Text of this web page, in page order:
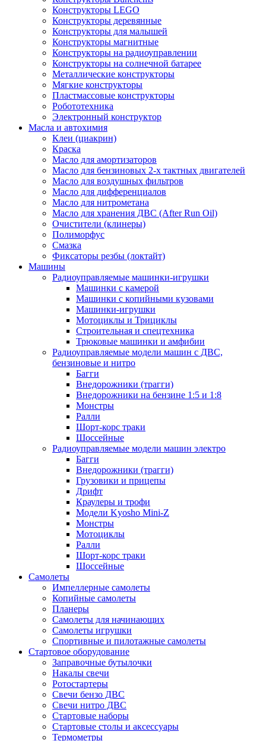
Конструкторы LEGO
Конструкторы деревянные
Конструкторы для малышей
Конструкторы магнитные
Конструкторы на радиоуправлении
Конструкторы на солнечной батарее
Металлические конструкторы
Мягкие конструкторы
Пластмассовые конструкторы
Робототехника
Электронный конструктор
Масла и автохимия
Клеи (циакрин)
Краска
Масло для амортизаторов
Масло для бензиновых 2-х тактных двигателей
Масло для воздушных фильтров
Масло для дифференциалов
Масло для нитрометана
Масло для хранения ДВС (After Run Oil)
Очистители (клинеры)
Полиморфус
Смазка
Фиксаторы резбы (локтайт)
Машины
Радиоуправляемые машинки-игрушки
Машинки с камерой
Машинки с копийными кузовами
Машинки-игрушки
Мотоциклы и Трициклы
Строительная и спецтехника
Трюковые машинки и амфибии
Радиоуправляемые модели машин с ДВС,
бензиновые и нитро
Багги
Внедорожники (трагги)
Внедорожники на бензине 1:5 и 1:8
Монстры
Ралли
Шорт-корс траки
Шоссейные
Радиоуправляемые модели машин электро
Багги
Внедорожники (трагги)
Грузовики и прицепы
Дрифт
Краулеры и трофи
Модели Kyosho Mini-Z
Монстры
Мотоциклы
Ралли
Шорт-корс траки
Шоссейные
Самолеты
Импеллерные самолеты
Копийные самолеты
Планеры
Самолеты для начинающих
Самолеты игрушки
Спортивные и пилотажные самолеты
Стартовое оборудование
Заправочные бутылочки
Накалы свечи
Ротостартеры
Свечи бензо ДВС
Свечи нитро ДВС
Стартовые наборы
Стартовые столы и аксессуары
Термометры